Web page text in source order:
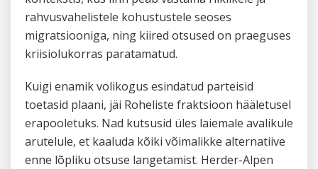
rahvusvahelistele kohustustele seoses
migratsiooniga, ning kiired otsused on praeguses
kriisiolukorras paratamatud.
Kuigi enamik volikogus esindatud parteisid
toetasid plaani, jäi Roheliste fraktsioon hääletusel
erapooletuks. Nad kutsusid üles laiemale avalikule
arutelule, et kaaluda kõiki võimalikke alternatiive
enne lõpliku otsuse langetamist. Herder-Alpen